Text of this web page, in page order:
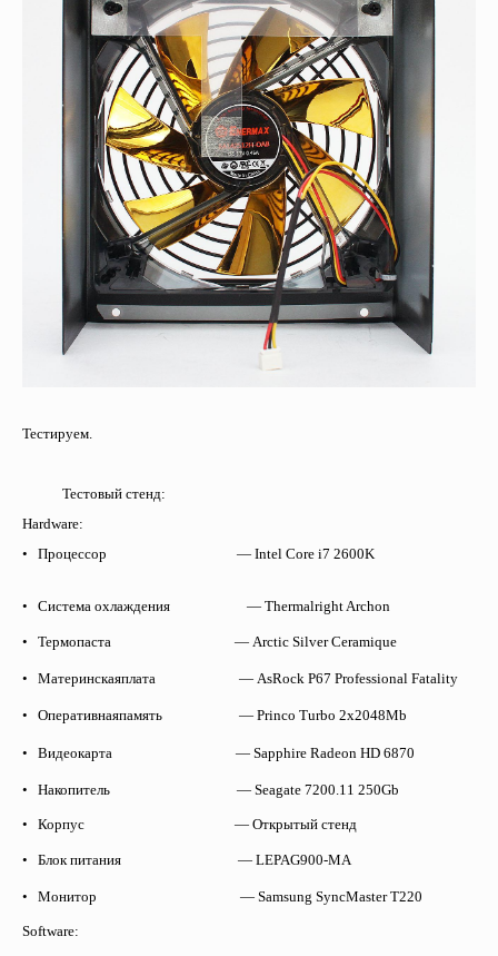
Тестируем.
Тестовый стенд:
Hardware:
• Процессор — Intel Core i7 2600K
• Система охлаждения — Thermalright Archon
• Термопаста — Arctic Silver Ceramique
• Материнскаяплата — AsRock P67 Professional Fatality
• Оперативнаяпамять — Princo Turbo 2х2048Mb
• Видеокарта — Sapphire Radeon HD 6870
• Накопитель — Seagate 7200.11 250Gb
• Корпус — Открытый стенд
• Блок питания — LEPAG900-MA
• Монитор — Samsung SyncMaster T220
Software: